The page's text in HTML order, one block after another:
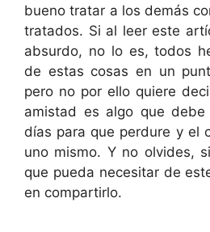
bueno tratar a los demás
tratados. Si al leer este
absurdo, no lo es, todos
de estas cosas en un
pero no por ello quiere
amistad es algo que
días para que perdure y el
uno mismo. Y no olvides,
que pueda necesitar de
en compartirlo.